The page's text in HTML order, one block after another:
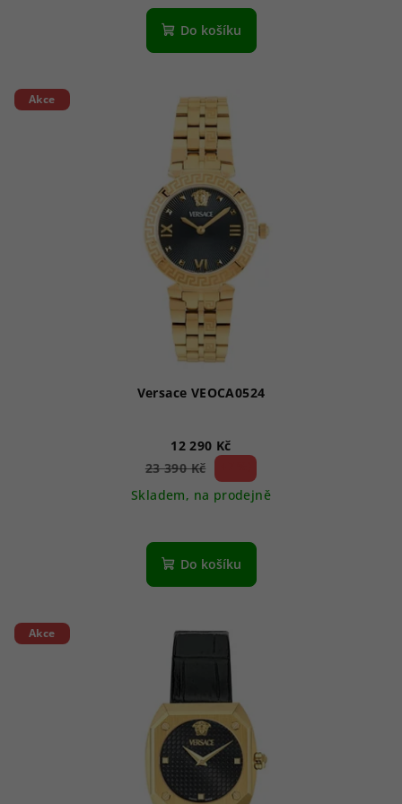
Do košíku
Akce
Versace VEOCA0524
12 290 Kč
23 390 Kč
Skladem, na prodejně
Do košíku
Akce